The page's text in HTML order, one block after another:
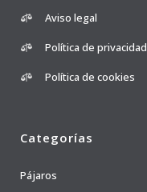
Aviso legal
Política de privacidad
Política de cookies
Categorías
Pájaros